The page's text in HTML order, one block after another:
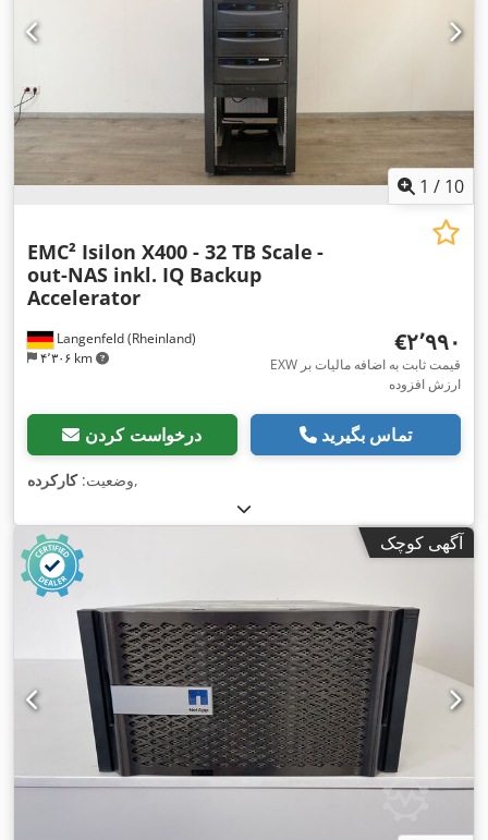
1 / 10
Langenfeld (Rheinland)
۴٬۳۰۶ km
EMC² Isilon X400 - 32 TB Scale -
out-NAS inkl. IQ Backup
Accelerator
‎€۲٬۹۹۰
EXW قیمت ثابت به اضافه مالیات بر
ارزش افزوده
درخواست کردن تماس بگیرید
وضعیت:کارکرده ,
آگهی کوچک